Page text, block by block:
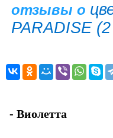
отзывы о
PARADISE
- Виолетта